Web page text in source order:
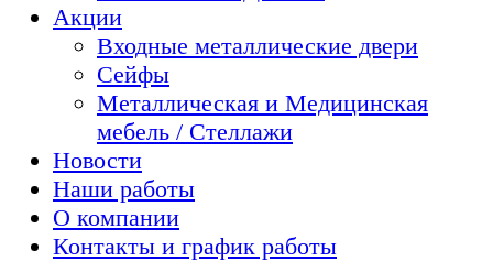
Акции
Входные металлические двери
Сейфы
Металлическая и Медицинская
мебель / Стеллажи
Новости
Наши работы
О компании
Контакты и график работы